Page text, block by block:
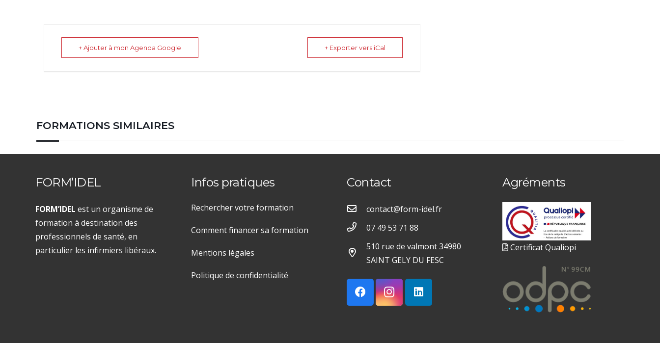
+ Ajouter à mon Agenda Google + Exporter vers iCal
FORMATIONS SIMILAIRES
FORM’IDEL
FORM’IDEL est un organisme de
formation à destination des
professionnels de santé, en
particulier les infirmiers libéraux.
Infos pratiques
Rechercher votre formation
Comment financer sa formation
Mentions légales
Politique de confidentialité
Contact
contact@form-idel.fr
07 49 53 71 88
510 rue de valmont 34980
SAINT GELY DU FESC
Agréments
Certificat Qualiopi